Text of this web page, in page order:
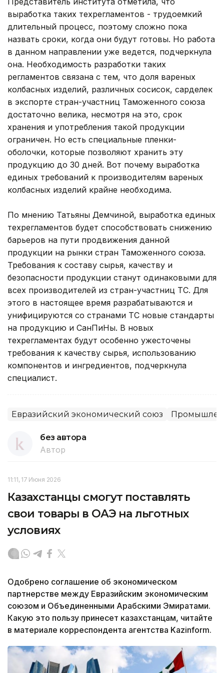
выработка таких техрегламентов - трудоемкий
длительный процесс, поэтому сложно пока
назвать сроки, когда они будут готовы. Но работа
в данном направлении уже ведется, подчеркнула
она. Необходимость разработки таких
регламентов связана с тем, что доля вареных
колбасных изделий, различных сосисок, сарделек
в экспорте стран-участниц Таможенного союза
достаточно велика, несмотря на это, срок
хранения и употребления такой продукции
ограничен. Но есть специальные пленки-
оболочки, которые позволяют хранить эту
продукцию до 30 дней. Вот почему выработка
единых требований к производителям вареных
колбасных изделий крайне необходима.
По мнению Татьяны Демчиной, выработка единых
техрегламентов будет способствовать снижению
барьеров на пути продвижения данной
продукции на рынки стран Таможенного союза.
Требования к составу сырья, качеству и
безопасности продукции станут одинаковыми для
всех производителей из стран-участниц ТС. Для
этого в настоящее время разрабатываются и
унифицируются со странами ТС новые стандарты
на продукцию и СанПиНы. В новых
техрегламентах будут особенно ужесточены
требования к качеству сырья, использованию
компонентов и ингредиентов, подчеркнула
специалист.
Евразийский экономический союз
без автора
Автор
11:11, 17 Июня 2026
Казахстанцы смогут поставлять
свои товары в ОАЭ на льготных
условиях
Одобрено соглашение об экономическом
партнерстве между Евразийским экономическим
союзом и Объединенными Арабскими Эмиратами.
Какую это пользу принесет казахстанцам, читайте
в материале корреспондента агентства Kazinform.